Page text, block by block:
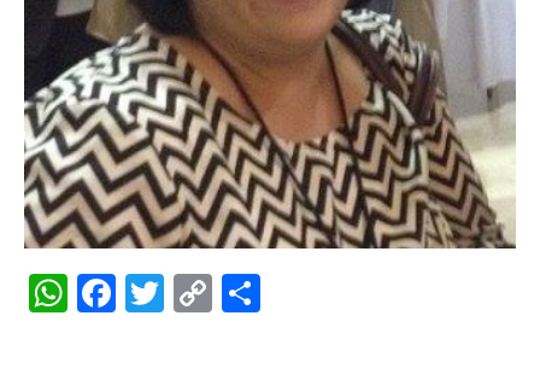
W F T C